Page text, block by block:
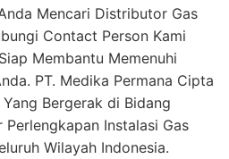
Mencari Distributor Gas
Contact Person Kami
Membantu Memenuhi
PT. Medika Permana Cipta
Bergerak di Bidang
Instalasi Gas
Wilayah Indonesia.